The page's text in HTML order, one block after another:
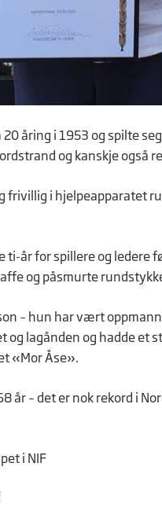
åring i 1953 og spilte
og kanskje også
i hjelpeapparatet
år for spillere og ledere
og påsmurte
– hun har vært
og lagånden og hadde
«Mor Åse».
år – det er nok rekord i
i NIF